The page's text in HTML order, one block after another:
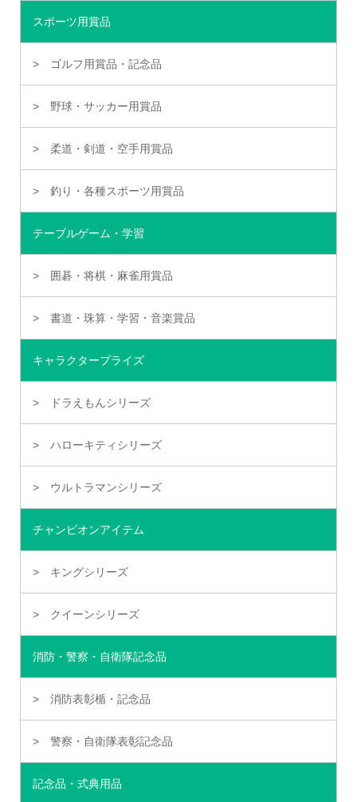
スポーツ用賞品
ゴルフ用賞品・記念品
野球・サッカー用賞品
柔道・剣道・空手用賞品
釣り・各種スポーツ用賞品
テーブルゲーム・学習
囲碁・将棋・麻雀用賞品
書道・珠算・学習・音楽賞品
キャラクタープライズ
ドラえもんシリーズ
ハローキティシリーズ
ウルトラマンシリーズ
チャンピオンアイテム
キングシリーズ
クイーンシリーズ
消防・警察・自衛隊記念品
消防表彰楯・記念品
警察・自衛隊表彰記念品
記念品・式典用品